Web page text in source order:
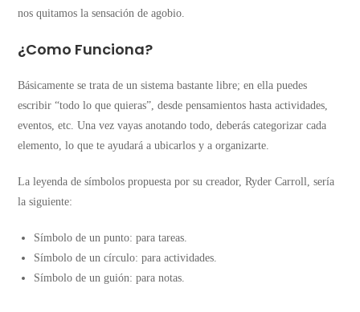
nos quitamos la sensación de agobio.
¿Como Funciona?
Básicamente se trata de un sistema bastante libre; en ella puedes
escribir “todo lo que quieras”, desde pensamientos hasta actividades,
eventos, etc. Una vez vayas anotando todo, deberás categorizar cada
elemento, lo que te ayudará a ubicarlos y a organizarte.
La leyenda de símbolos propuesta por su creador, Ryder Carroll, sería
la siguiente:
Símbolo de un punto: para tareas.
Símbolo de un círculo: para actividades.
Símbolo de un guión: para notas.